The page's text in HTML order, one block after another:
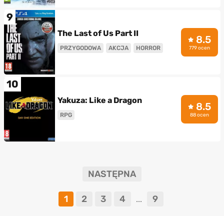
9
The Last of Us Part II
PRZYGODOWA AKCJA HORROR
8.5
779 ocen
10
Yakuza: Like a Dragon
RPG
8.5
88 ocen
NASTĘPNA
1 2 3 4 ... 9